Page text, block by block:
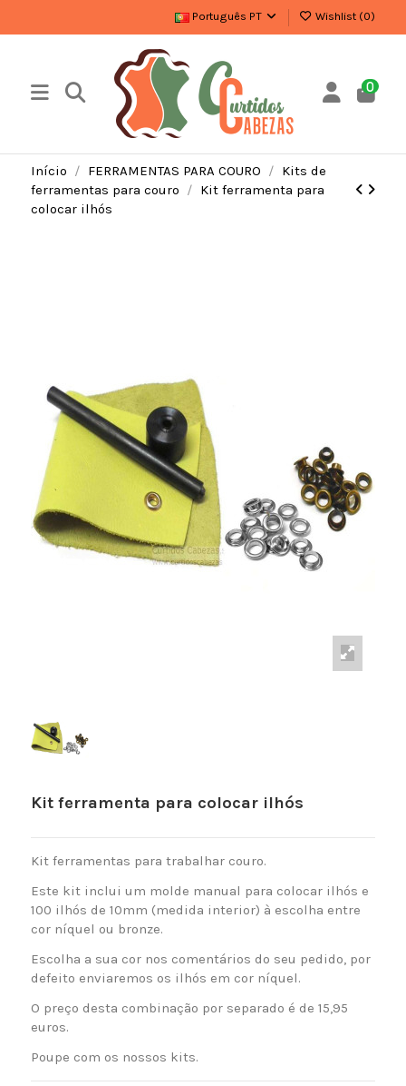
Português PT Wishlist (0)
0
Início FERRAMENTAS PARA COURO
Kits de
ferramentas para couro
Kit ferramenta para
colocar ilhós
Kit ferramenta para colocar ilhós
Kit ferramentas para trabalhar couro.
Este kit inclui um molde manual para colocar ilhós e
100 ilhós de 10mm (medida interior) à escolha entre
cor níquel ou bronze.
Escolha a sua cor nos comentários do seu pedido, por
defeito enviaremos os ilhós em cor níquel.
O preço desta combinação por separado é de 15,95
euros.
Poupe com os nossos kits.